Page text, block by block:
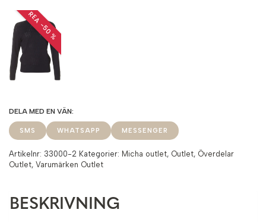
REA −50 %
SMS WHATSAPP MESSENGER
Artikelnr: 33000-2 Kategorier: Micha outlet, Outlet, Överdelar
Outlet, Varumärken Outlet
BESKRIVNING